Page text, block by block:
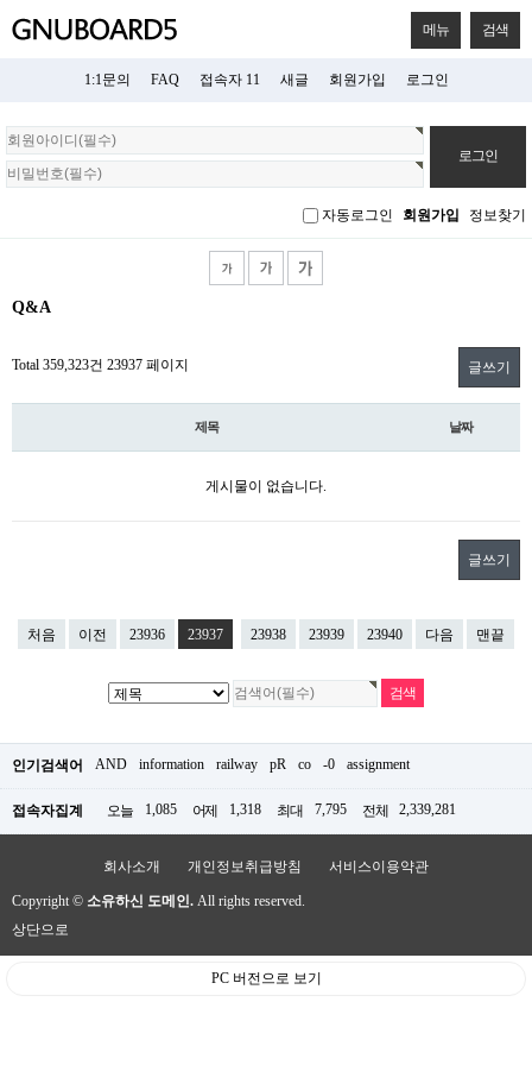
메뉴 검색
1:1문의 FAQ 접속자 11 새글 회원가입 로그인
회
원
로
자동로그인 회원가입 정보찾기
Q&A
Total 359,323건 23937 페이지 글쓰기
제목 날짜
게시물이 없습니다.
글쓰기
처음 이전 23936 23937 23938 23939 23940 다음 맨끝
인기검색어 AND information railway pR co -0 assignment
접속자집계 오늘 1,085 어제 1,318 최대 7,795 전체 2,339,281
회사소개 개인정보취급방침 서비스이용약관
Copyright © 소유하신 도메인. All rights reserved.
상단으로
PC 버전으로 보기